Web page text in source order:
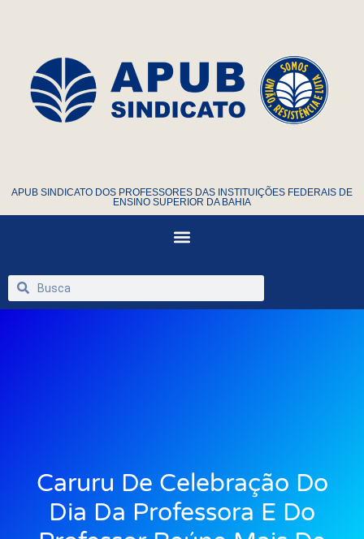
APUB SINDICATO DOS PROFESSORES DAS INSTITUIÇÕES FEDERAIS DE
ENSINO SUPERIOR DA BAHIA
Caruru De Celebração Do
Dia Da Professora E Do